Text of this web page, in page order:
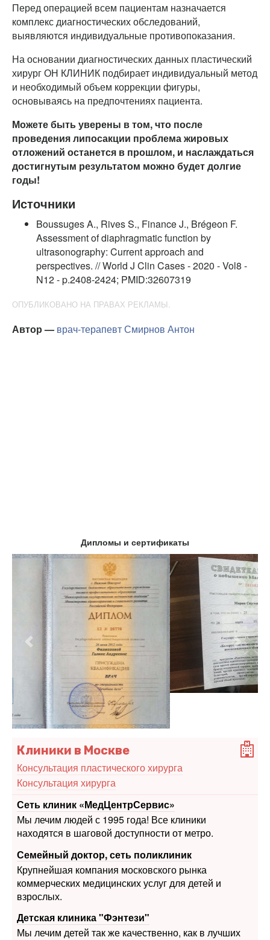
Перед операцией всем пациентам назначается
комплекс диагностических обследований,
выявляются индивидуальные противопоказания.
На основании диагностических данных пластический
хирург ОН КЛИНИК подбирает индивидуальный метод
и необходимый объем коррекции фигуры,
основываясь на предпочтениях пациента.
Можете быть уверены в том, что после
проведения липосакции проблема жировых
отложений останется в прошлом, и наслаждаться
достигнутым результатом можно будет долгие
годы!
Источники
Boussuges A., Rives S., Finance J., Brégeon F.
Assessment of diaphragmatic function by
ultrasonography: Current approach and
perspectives. // World J Clin Cases - 2020 - Vol8 -
N12 - p.2408-2424; PMID:32607319
ОПУБЛИКОВАНО НА ПРАВАХ РЕКЛАМЫ.
Автор — врач-терапевтСмирнов Антон
Дипломы и сертификаты
Предыдущий
Клиники в Москве
Консультация пластического хирурга
Консультация хирурга
Сеть клиник «МедЦентрСервис»
Мы лечим людей с 1995 года! Все клиники
Семейный доктор, сеть поликлиник
Крупнейшая компания московского рынка
взрослых.
Детская клиника "Фэнтези"
Мы лечим детей так же качественно, как в лучших
Москва, ул. Гарибальди, 36